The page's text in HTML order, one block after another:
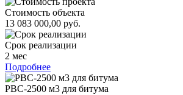
Стоимость объекта
13 083 000,00 руб.
Срок реализации
2 мес
Подробнее
РВС-2500 м3 для битума